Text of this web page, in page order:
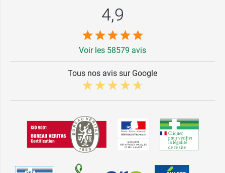
4,9
Voir les 58579 avis
Tous nos avis sur Google